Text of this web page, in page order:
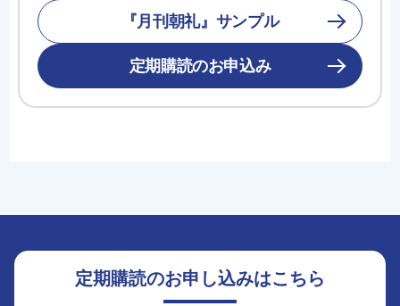
『月刊朝礼』サンプル
定期購読のお申込み
定期購読のお申し込みはこちら